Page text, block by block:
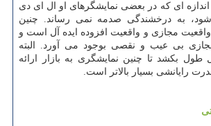
اندازه ای که در بعضی نمایشگرهای او ال ای دی
شود، به درخشندگی صدمه نمی رساند. چنین
مجازی و واقعیت افزوده ایده آل است و
بی عیب و نقصی بوجود می آورد. البته
طول بکشد تا چنین نمایشگری به بازار ارائه
رایانشی بسیار بالاتر است.